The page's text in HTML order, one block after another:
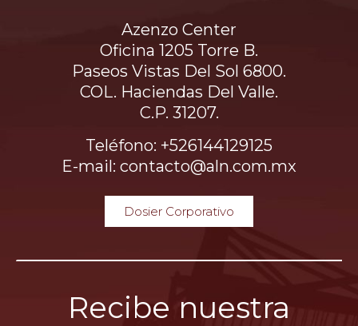
Azenzo Center
Oficina 1205 Torre B.
Paseos Vistas Del Sol 6800.
COL. Haciendas Del Valle.
C.P. 31207.
Teléfono: +526144129125
E-mail: contacto@aln.com.mx
Dosier Corporativo
Recibe nuestra